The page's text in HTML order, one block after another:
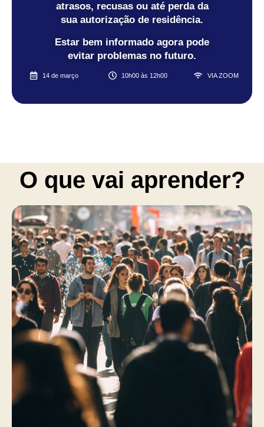
atrasos, recusas ou até perda da
sua autorização de residência.
Estar bem informado agora pode
evitar problemas no futuro.
14 de março 10h00 às 12h00 VIA ZOOM
O que vai aprender?